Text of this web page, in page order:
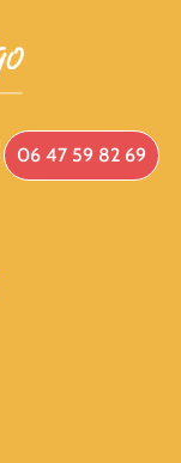
06 47 59 82 69